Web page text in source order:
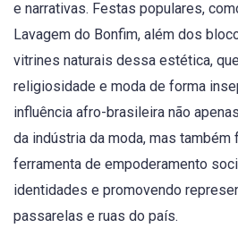
e narrativas. Festas populares,
Lavagem do Bonfim, além dos
vitrines naturais dessa estética,
religiosidade e moda de forma
influência afro-brasileira não
da indústria da moda, mas também
ferramenta de empoderamento
identidades e promovendo
passarelas e ruas do país.